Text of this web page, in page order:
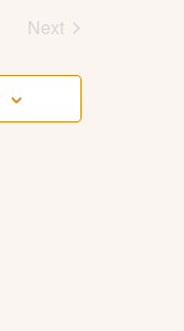
Next